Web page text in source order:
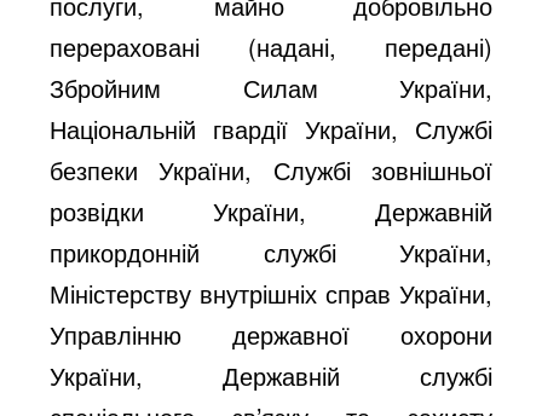
перераховані (надані, передані)
Збройним Силам України,
Національній гвардії України, Службі
безпеки України, Службі зовнішньої
розвідки України, Державній
прикордонній службі України,
Міністерству внутрішніх справ України,
Управлінню державної охорони
України, Державній службі